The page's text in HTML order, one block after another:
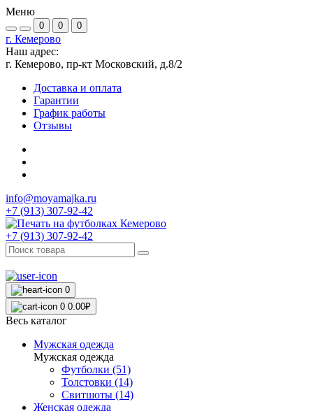
Меню
0 0 0
г. Кемерово
Наш адрес:
г. Кемерово, пр-кт Московский, д.8/2
Доставка и оплата
Гарантии
График работы
Отзывы
info@moyamajka.ru
+7 (913) 307-92-42
+7 (913) 307-92-42
0
0 0.00₽
Весь каталог
Мужская одежда
Мужская одежда
Футболки (51)
Толстовки (14)
Свитшоты (14)
Женская одежда